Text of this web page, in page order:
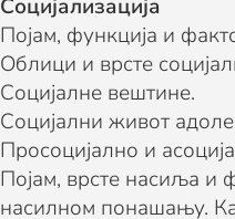
Социјализација
Појам, функција и
Облици и врсте
Социјалне вештине.
Социјални живот
Просоцијално и
Појам, врсте насиља и
насилном понашању.